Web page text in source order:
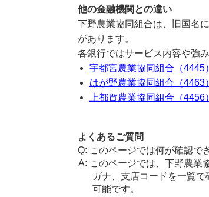
他の金融機関との違い
下野農業協同組合は、旧国名
があります。
各銀行ではサービス内容や強
宇都宮農業協同組合（4445）
はが野農業協同組合（4463）
上都賀農業協同組合（4456）
よくあるご質問
このページでは何が確認で
このページでは、下野農業
ガナ、支店コードを一覧
可能です。